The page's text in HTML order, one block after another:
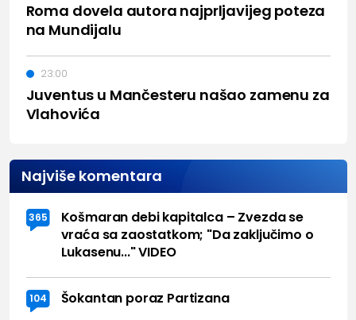
Roma dovela autora najprljavijeg poteza
na Mundijalu
Juventus u Mančesteru našao zamenu za
Vlahovića
23:00
Najviše komentara
365
Košmaran debi kapitalca – Zvezda se
vraća sa zaostatkom; "Da zaključimo o
Lukasenu..." VIDEO
104 Šokantan poraz Partizana